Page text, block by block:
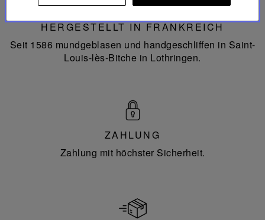
Frankreich
HERGESTELLT IN FRANKREICH
Seit 1586 mundgeblasen und handgeschliffen in Saint-
Louis-lès-Bitche in Lothringen.
ZAHLUNG
Zahlung mit höchster Sicherheit.